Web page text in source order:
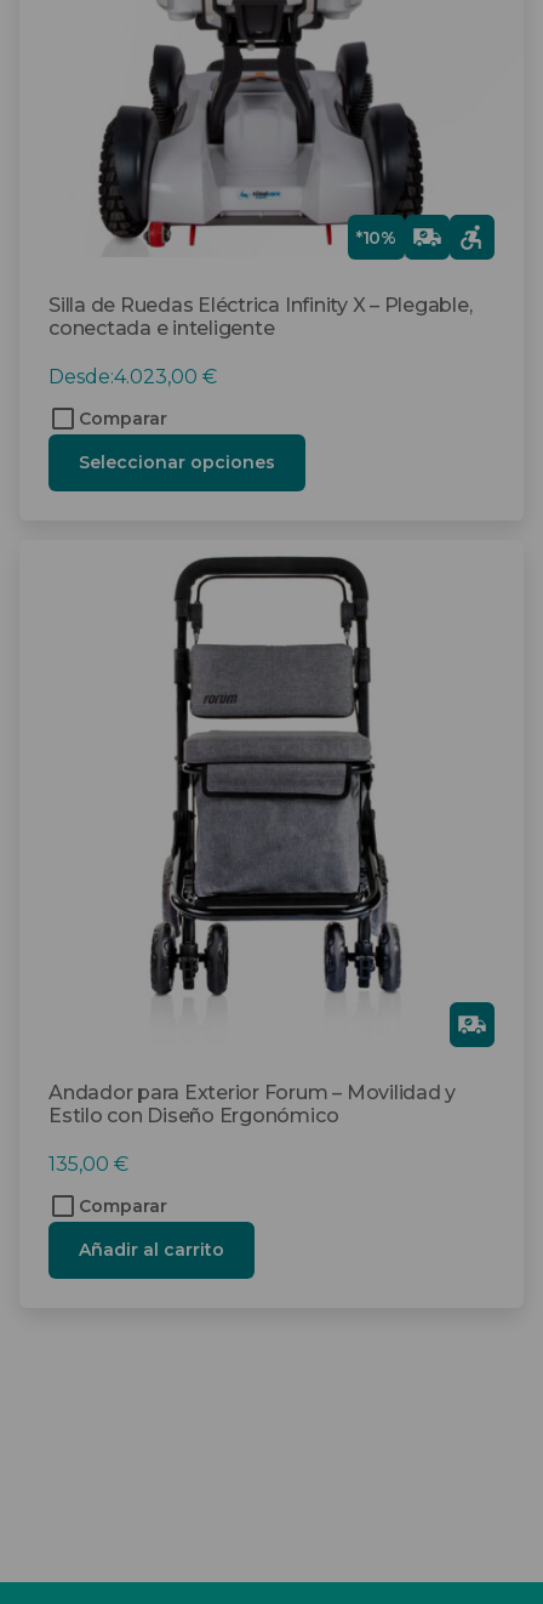
Silla de Ruedas Eléctrica Infinity X – Plegable,
conectada e inteligente
*10%
Gra
tis
Desde:4.023,00 €
Comparar
Seleccionar opciones
página
producto
Andador para Exterior Forum – Movilidad y
Estilo con Diseño Ergonómico
Gra
tis
135,00 €
Comparar
Añadir al carrito